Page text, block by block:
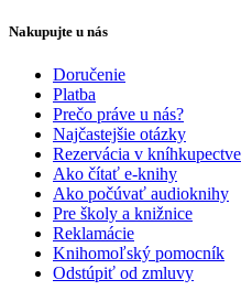
Nakupujte u nás
Doručenie
Platba
Prečo práve u nás?
Najčastejšie otázky
Rezervácia v kníhkupectve
Ako čítať e-knihy
Ako počúvať audioknihy
Pre školy a knižnice
Reklamácie
Knihomoľský pomocník
Odstúpiť od zmluvy